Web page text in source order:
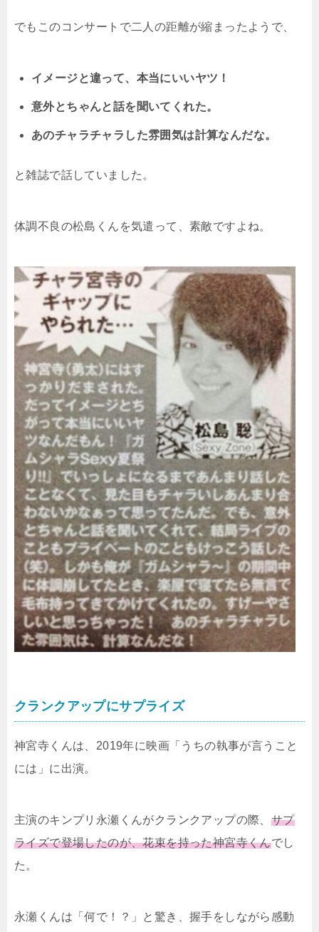
でもこのコンサートで二人の距離が縮まったようで、
イメージと違って、本当にいいヤツ！
意外とちゃんと話を聞いてくれた。
あのチャラチャラした雰囲気は計算なんだな。
と雑誌で話していました。
体調不良の松島くんを気遣って、素敵ですよね。
クランクアップにサプライズ
神宮寺くんは、2019年に映画「うちの執事が言うこと
には」に出演。
主演のキンプリ永瀬くんがクランクアップの際、 サプ
ライズで登場したのが、花束を持った神宮寺くんでし
た。
永瀬くんは「何で！？」と驚き、握手をしながら感動